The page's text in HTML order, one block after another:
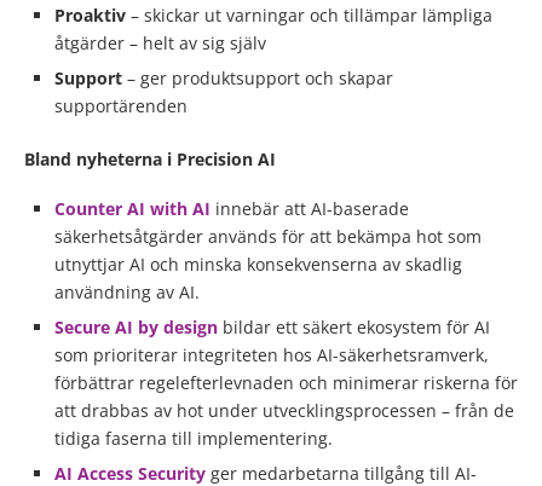
Proaktiv – skickar ut varningar och tillämpar lämpliga
åtgärder – helt av sig själv
Support – ger produktsupport och skapar
supportärenden
Bland nyheterna i Precision AI
Counter AI with AI innebär att AI-baserade
säkerhetsåtgärder används för att bekämpa hot som
utnyttjar AI och minska konsekvenserna av skadlig
användning av AI.
Secure AI by design bildar ett säkert ekosystem för AI
som prioriterar integriteten hos AI-säkerhetsramverk,
förbättrar regelefterlevnaden och minimerar riskerna för
att drabbas av hot under utvecklingsprocessen – från de
tidiga faserna till implementering.
AI Access Security ger medarbetarna tillgång till AI-